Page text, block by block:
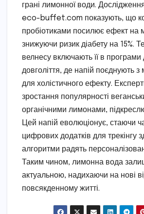
грані лимонної води.
eco-buffet.com показують, що
пробіотиками посилює ефект на
знижуючи ризик діабету на 15%.
велнесу включають її в програми
довголіття, де напій поєднують з
для холістичного ефекту.
зростання популярності
органічними лимонами,
Цей напій еволюціонує, стаючи
цифрових додатків для трекінгу
алгоритми радять
Таким чином, лимонна вода
актуальною, надихаючи на нові
повсякденному житті.